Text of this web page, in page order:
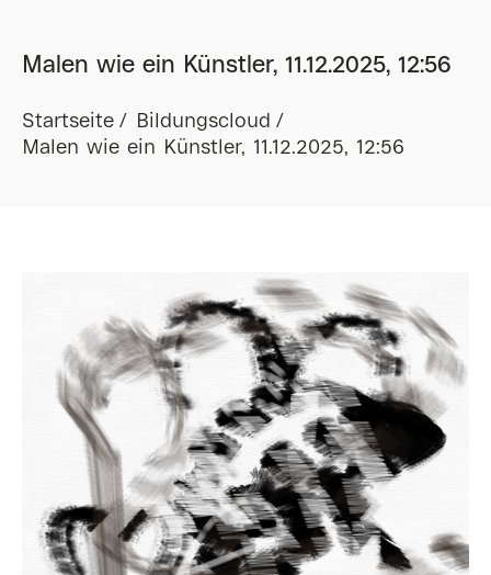
Malen wie ein Künstler, 11.12.2025, 12:56
Startseite
Bildungscloud
Malen wie ein Künstler, 11.12.2025, 12:56